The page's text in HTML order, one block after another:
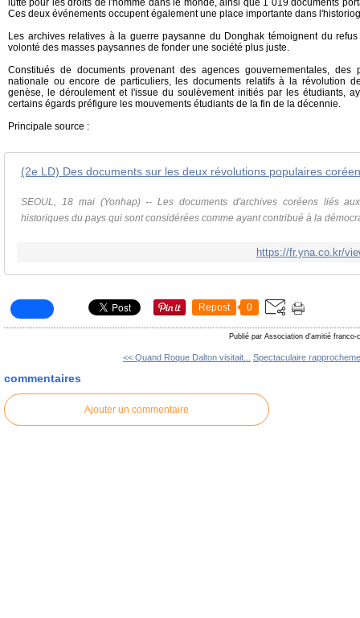
lutte pour les droits de l'homme dans le monde, ainsi que 1 019 documents
Ces deux événements occupent également une place importante dans
Les archives relatives à la guerre paysanne du Donghak témoignent du
volonté des masses paysannes de fonder une société plus juste.
Constitués de documents provenant des agences gouvernementales, des
nationale ou encore de particuliers, les documents relatifs à la révolution
genèse, le déroulement et l'issue du soulèvement initiés par les étudiants,
certains égards préfigure les mouvements étudiants de la fin de la décennie.
Principale source :
SEOUL, 18 mai (Yonhap) -- Les documents d'archives coréens liés
historiques du pays qui sont considérées comme ayant contribué à la
https://fr.yna.co.kr/
Repost 0
Publié par Association d'amitié franco-
<< Quand Roque Dalton visitait... Spectaculaire
commentaires
Ajouter un commentaire